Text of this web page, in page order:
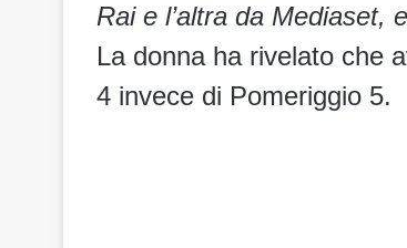
Rai e l’altra da Mediaset,
La donna ha rivelato che
4 invece di Pomeriggio 5.